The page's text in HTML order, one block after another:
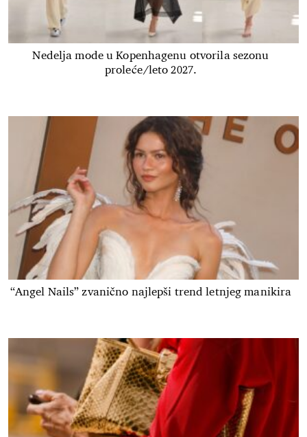
Nedelja mode u Kopenhagenu otvorila sezonu
proleće/leto 2027.
“Angel Nails” zvanično najlepši trend letnjeg manikira